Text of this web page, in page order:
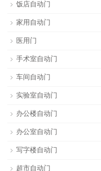
饭店自动门
家用自动门
医用门
手术室自动门
车间自动门
实验室自动门
办公楼自动门
办公室自动门
写字楼自动门
超市自动门